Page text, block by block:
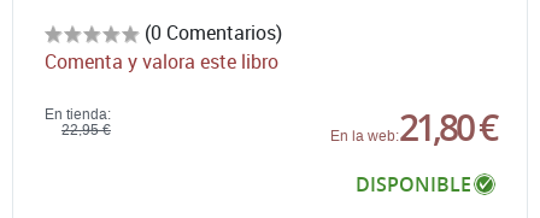
(0 Comentarios)
Comenta y valora este libro
En tienda:
22,95 €
En la web:21,80 €
DISPONIBLE